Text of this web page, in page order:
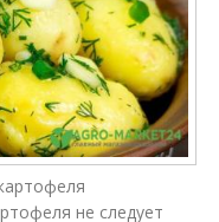
не следует